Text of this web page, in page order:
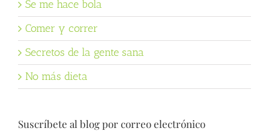
Se me hace bola
Comer y correr
Secretos de la gente sana
No más dieta
Suscríbete al blog por correo electrónico